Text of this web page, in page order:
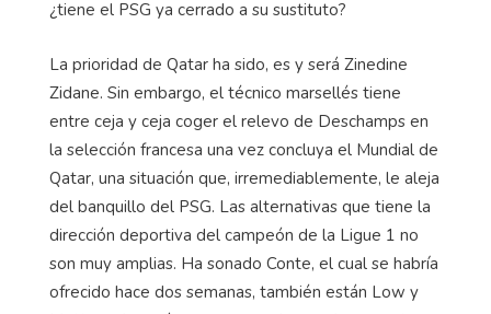
Bilbao ya se ha puesto en contacto con el todavía
Marcelino en el banquillo en junio. La pregunta es,
¿tiene el PSG ya cerrado a su sustituto?
La prioridad de Qatar ha sido, es y será Zinedine
Zidane. Sin embargo, el técnico marsellés tiene
entre ceja y ceja coger el relevo de Deschamps en
la selección francesa una vez concluya el Mundial de
Qatar, una situación que, irremediablemente, le aleja
del banquillo del PSG. Las alternativas que tiene la